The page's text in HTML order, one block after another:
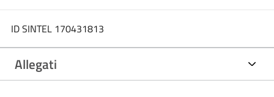
ID SINTEL 170431813
Allegati